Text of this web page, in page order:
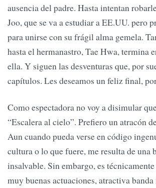
ausencia del padre. Hasta intentan
Joo, que se va a estudiar a EE.UU. pero
para unirse con su frágil alma gemela.
hasta el hermanastro, Tae Hwa, termina
ella. Y siguen las desventuras que, por
capítulos. Les deseamos un feliz final,
Como espectadora no voy a disimular
“Escalera al cielo”. Prefiero un atracón
Aun cuando pueda verse en código
cultura o lo que fuere, me resulta de una
insalvable. Sin embargo, es
muy buenas actuaciones, atractiva